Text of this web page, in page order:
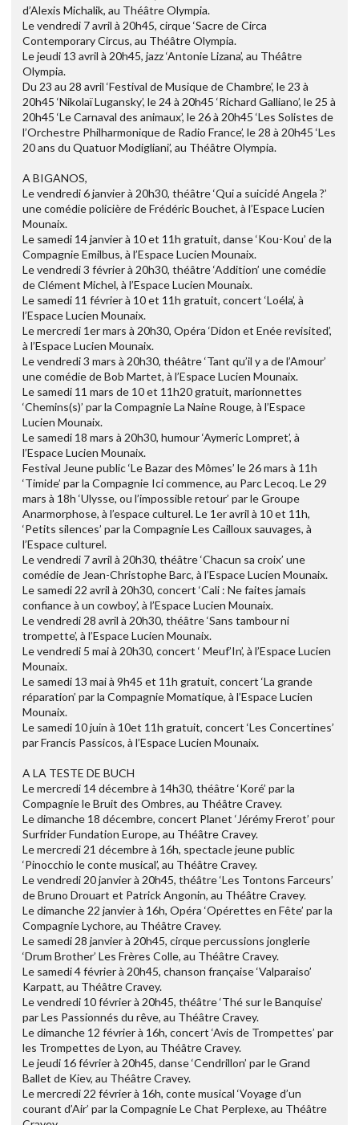
d’Alexis Michalik, au Théâtre Olympia.
Le vendredi 7 avril à 20h45, cirque ‘Sacre de Circa
Contemporary Circus, au Théâtre Olympia.
Le jeudi 13 avril à 20h45, jazz ‘Antonie Lizana’, au Théâtre
Olympia.
Du 23 au 28 avril ‘Festival de Musique de Chambre’, le 23 à
20h45 ‘Nikolaï Lugansky’, le 24 à 20h45 ‘Richard Galliano’, le 25 à
20h45 ‘Le Carnaval des animaux’, le 26 à 20h45 ‘Les Solistes de
l’Orchestre Philharmonique de Radio France’, le 28 à 20h45 ‘Les
20 ans du Quatuor Modigliani’, au Théâtre Olympia.
A BIGANOS,
Le vendredi 6 janvier à 20h30, théâtre ‘Qui a suicidé Angela ?’
une comédie policière de Frédéric Bouchet, à l’Espace Lucien
Mounaix.
Le samedi 14 janvier à 10 et 11h gratuit, danse ‘Kou-Kou’ de la
Compagnie Emilbus, à l’Espace Lucien Mounaix.
Le vendredi 3 février à 20h30, théâtre ‘Addition’ une comédie
de Clément Michel, à l’Espace Lucien Mounaix.
Le samedi 11 février à 10 et 11h gratuit, concert ‘Loéla’, à
l’Espace Lucien Mounaix.
Le mercredi 1er mars à 20h30, Opéra ‘Didon et Enée revisited’,
à l’Espace Lucien Mounaix.
Le vendredi 3 mars à 20h30, théâtre ‘Tant qu’il y a de l’Amour’
une comédie de Bob Martet, à l’Espace Lucien Mounaix.
Le samedi 11 mars de 10 et 11h20 gratuit, marionnettes
‘Chemins(s)’ par la Compagnie La Naine Rouge, à l’Espace
Lucien Mounaix.
Le samedi 18 mars à 20h30, humour ‘Aymeric Lompret’, à
l’Espace Lucien Mounaix.
Festival Jeune public ‘Le Bazar des Mômes’ le 26 mars à 11h
‘Timide’ par la Compagnie Ici commence, au Parc Lecoq. Le 29
mars à 18h ‘Ulysse, ou l’impossible retour’ par le Groupe
Anarmorphose, à l’espace culturel. Le 1er avril à 10 et 11h,
‘Petits silences’ par la Compagnie Les Cailloux sauvages, à
l’Espace culturel.
Le vendredi 7 avril à 20h30, théâtre ‘Chacun sa croix’ une
comédie de Jean-Christophe Barc, à l’Espace Lucien Mounaix.
Le samedi 22 avril à 20h30, concert ‘Cali : Ne faites jamais
confiance à un cowboy’, à l’Espace Lucien Mounaix.
Le vendredi 28 avril à 20h30, théâtre ‘Sans tambour ni
trompette’, à l’Espace Lucien Mounaix.
Le vendredi 5 mai à 20h30, concert ‘ Meuf’In’, à l’Espace Lucien
Mounaix.
Le samedi 13 mai à 9h45 et 11h gratuit, concert ‘La grande
réparation’ par la Compagnie Momatique, à l’Espace Lucien
Mounaix.
Le samedi 10 juin à 10et 11h gratuit, concert ‘Les Concertines’
par Francis Passicos, à l’Espace Lucien Mounaix.
A LA TESTE DE BUCH
Le mercredi 14 décembre à 14h30, théâtre ‘Koré’ par la
Compagnie le Bruit des Ombres, au Théâtre Cravey.
Le dimanche 18 décembre, concert Planet ‘Jérémy Frerot’ pour
Surfrider Fundation Europe, au Théâtre Cravey.
Le mercredi 21 décembre à 16h, spectacle jeune public
‘Pinocchio le conte musical’, au Théâtre Cravey.
Le vendredi 20 janvier à 20h45, théâtre ‘Les Tontons Farceurs’
de Bruno Drouart et Patrick Angonin, au Théâtre Cravey.
Le dimanche 22 janvier à 16h, Opéra ‘Opérettes en Fête’ par la
Compagnie Lychore, au Théâtre Cravey.
Le samedi 28 janvier à 20h45, cirque percussions jonglerie
‘Drum Brother’ Les Frères Colle, au Théâtre Cravey.
Le samedi 4 février à 20h45, chanson française ‘Valparaiso’
Karpatt, au Théâtre Cravey.
Le vendredi 10 février à 20h45, théâtre ‘Thé sur le Banquise’
par Les Passionnés du rêve, au Théâtre Cravey.
Le dimanche 12 février à 16h, concert ‘Avis de Trompettes’ par
les Trompettes de Lyon, au Théâtre Cravey.
Le jeudi 16 février à 20h45, danse ‘Cendrillon’ par le Grand
Ballet de Kiev, au Théâtre Cravey.
Le mercredi 22 février à 16h, conte musical ‘Voyage d’un
courant d’Air’ par la Compagnie Le Chat Perplexe, au Théâtre